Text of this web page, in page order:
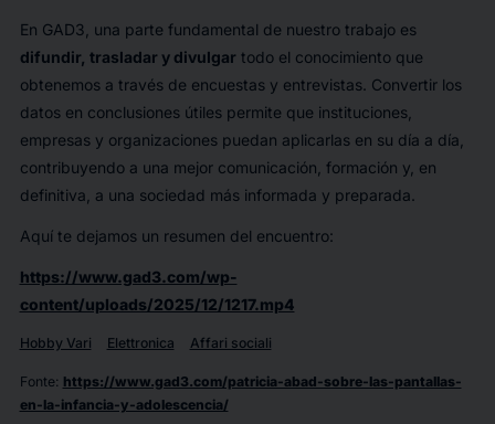
En GAD3, una parte fundamental de nuestro trabajo es
difundir, trasladar y divulgar todo el conocimiento que
obtenemos a través de encuestas y entrevistas. Convertir los
datos en conclusiones útiles permite que instituciones,
empresas y organizaciones puedan aplicarlas en su día a día,
contribuyendo a una mejor comunicación, formación y, en
definitiva, a una sociedad más informada y preparada.
Aquí te dejamos un resumen del encuentro:
https://www.gad3.com/wp-
content/uploads/2025/12/1217.mp4
Hobby Vari Elettronica Affari sociali
Fonte: https://www.gad3.com/patricia-abad-sobre-las-pantallas-
en-la-infancia-y-adolescencia/